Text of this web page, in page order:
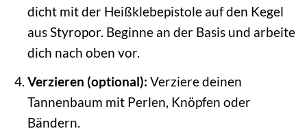
dicht mit der Heißklebepistole auf den Kegel
aus Styropor. Beginne an der Basis und arbeite
dich nach oben vor.
Verzieren (optional): Verziere deinen
Tannenbaum mit Perlen, Knöpfen oder
Bändern.